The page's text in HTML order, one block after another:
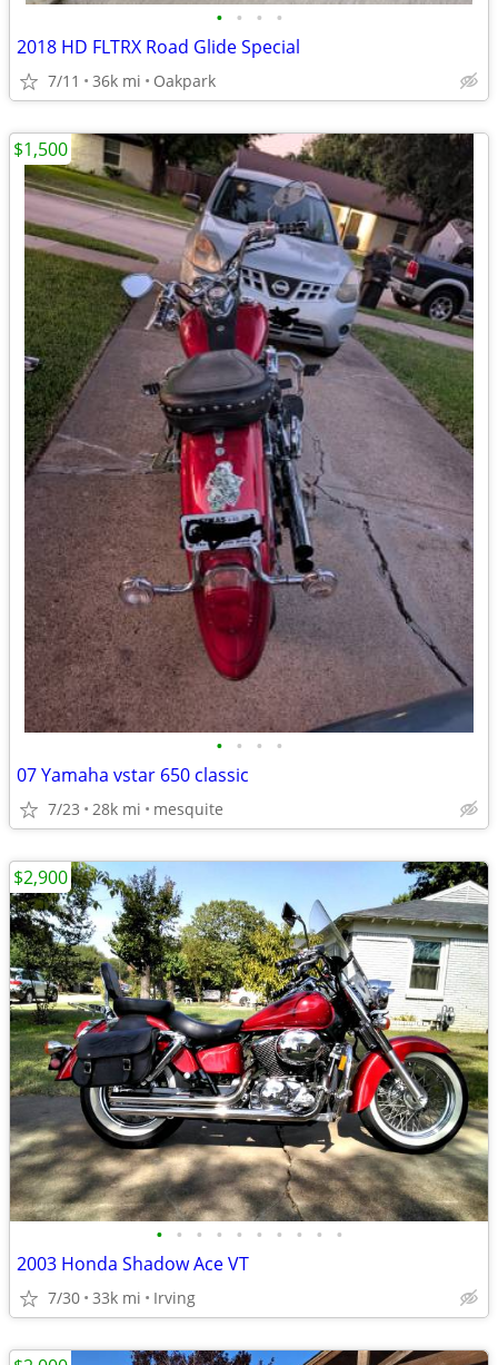
• • • •
2018 HD FLTRX Road Glide Special
7/11 36k mi Oakpark
• • • •
07 Yamaha vstar 650 classic
7/23 28k mi mesquite
$1,500
• • • • • • • • • •
2003 Honda Shadow Ace VT
7/30 33k mi Irving
$2,900